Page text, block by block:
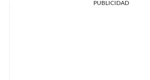
PUBLICIDAD